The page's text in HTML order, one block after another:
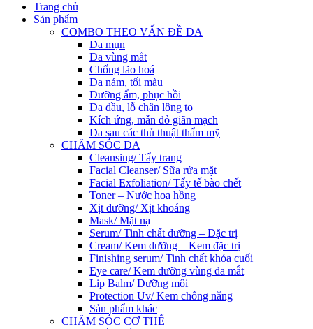
Trang chủ
Sản phẩm
COMBO THEO VẤN ĐỀ DA
Da mụn
Da vùng mắt
Chống lão hoá
Da nám, tối màu
Dưỡng ẩm, phục hồi
Da dầu, lỗ chân lông to
Kích ứng, mẫn đỏ giãn mạch
Da sau các thủ thuật thẩm mỹ
CHĂM SÓC DA
Cleansing/ Tẩy trang
Facial Cleanser/ Sữa rửa mặt
Facial Exfoliation/ Tẩy tế bào chết
Toner – Nước hoa hồng
Xịt dưỡng/ Xịt khoáng
Mask/ Mặt nạ
Serum/ Tinh chất dưỡng – Đặc trị
Cream/ Kem dưỡng – Kem đặc trị
Finishing serum/ Tinh chất khóa cuối
Eye care/ Kem dưỡng vùng da mắt
Lip Balm/ Dưỡng môi
Protection Uv/ Kem chống nắng
Sản phẩm khác
CHĂM SÓC CƠ THỂ